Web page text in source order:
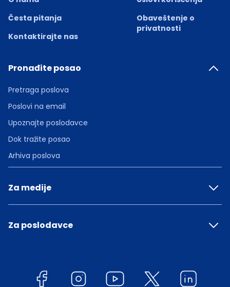
Česta pitanja
Kontaktirajte nas
Obaveštenje o
privatnosti
Pronađite posao
Pretraga poslova
Poslovi na email
Upoznajte poslodavce
Dok tražite posao
Arhiva poslova
Za medije
Za poslodavce